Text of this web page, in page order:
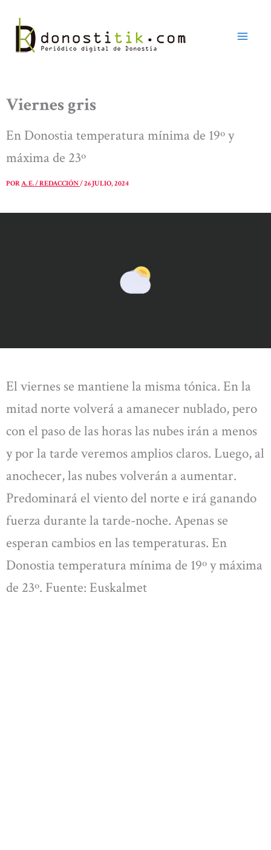
contenido
Viernes gris
En Donostia temperatura mínima de 19º y
máxima de 23º
PORA. E. / REDACCIÓN/26 JULIO, 2024
El viernes se mantiene la misma tónica. En la
mitad norte volverá a amanecer nublado, pero
con el paso de las horas las nubes irán a menos
y por la tarde veremos amplios claros. Luego, al
anochecer, las nubes volverán a aumentar.
Predominará el viento del norte e irá ganando
fuerza durante la tarde-noche. Apenas se
esperan cambios en las temperaturas. En
Donostia temperatura mínima de 19º y máxima
de 23º. Fuente: Euskalmet